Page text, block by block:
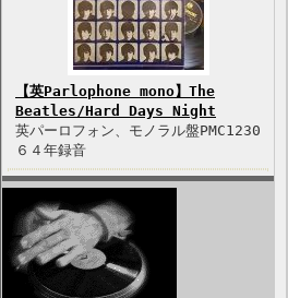
【英Parlophone mono】The
Beatles/Hard Days Night
英パーロフォン、モノラル盤PMC1230
６４年録音